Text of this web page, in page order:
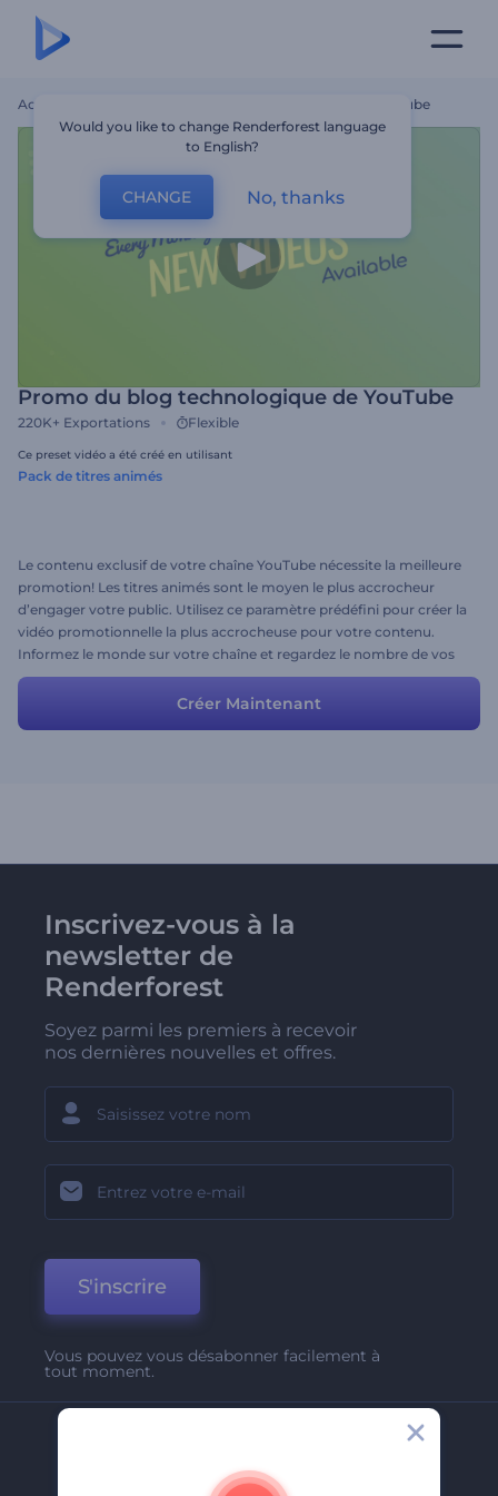
Accueil Promo Du Blog Technologique De YouTube
Promo du blog technologique de YouTube
220K+ Exportations Flexible
Ce preset vidéo a été créé en utilisant
Pack de titres animés
Le contenu exclusif de votre chaîne YouTube nécessite la meilleure
promotion! Les titres animés sont le moyen le plus accrocheur
d’engager votre public. Utilisez ce paramètre prédéfini pour créer la
vidéo promotionnelle la plus accrocheuse pour votre contenu.
Informez le monde sur votre chaîne et regardez le nombre de vos
abonnés augmenter!
Créer Maintenant
Inscrivez-vous à la
newsletter de
Renderforest
Soyez parmi les premiers à recevoir
nos dernières nouvelles et offres.
S'inscrire
Vous pouvez vous désabonner facilement à
tout moment.
A Propos De Nous
Would you like to change Renderforest language
to English?
CHANGE No, thanks